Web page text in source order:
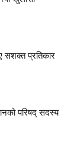
सशक्त प्रतिकार
परिषद् सदस्य